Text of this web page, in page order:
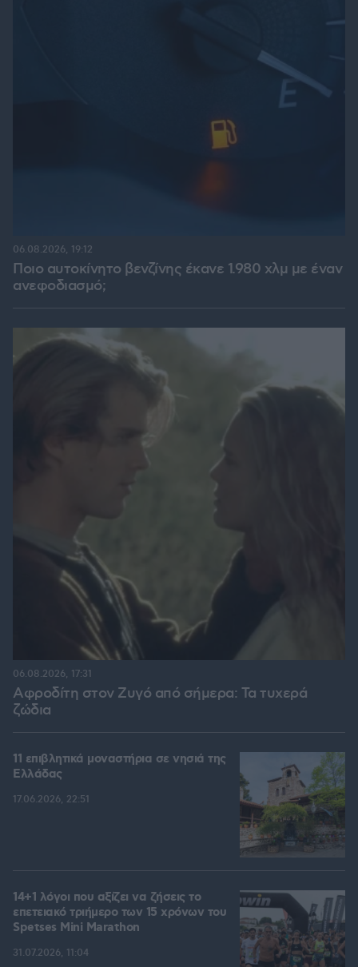
Ποιο αυτοκίνητο βενζίνης έκανε 1.980 χλμ με έναν
ανεφοδιασμό;
06.08.2026, 19:12
Αφροδίτη στον Ζυγό από σήμερα: Τα τυχερά
ζώδια
06.08.2026, 17:31
11 επιβλητικά μοναστήρια σε νησιά της
Ελλάδας
17.06.2026, 22:51
14+1 λόγοι που αξίζει να ζήσεις το
επετειακό τριήμερο των 15 χρόνων του
Spetses Mini Marathon
31.07.2026, 11:04